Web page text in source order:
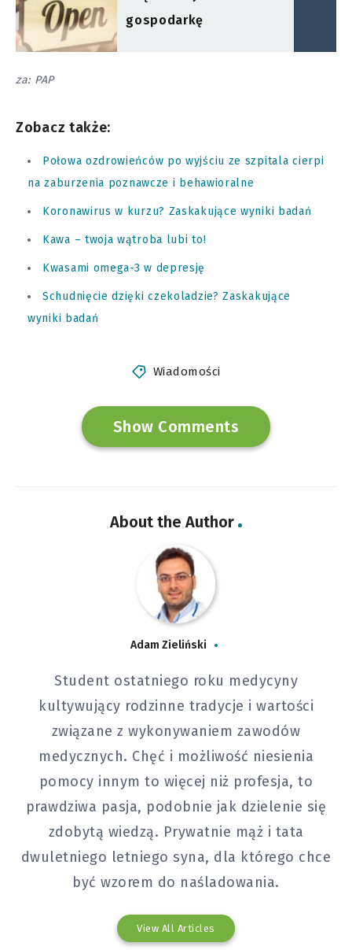
gospodarkę
za: PAP
Zobacz także:
Połowa ozdrowieńców po wyjściu ze szpitala cierpi
na zaburzenia poznawcze i behawioralne
Koronawirus w kurzu? Zaskakujące wyniki badań
Kawa – twoja wątroba lubi to!
Kwasami omega-3 w depresję
Schudnięcie dzięki czekoladzie? Zaskakujące
wyniki badań
Wiadomości
Show Comments
About the Author
Adam Zieliński
Student ostatniego roku medycyny
kultywujący rodzinne tradycje i wartości
związane z wykonywaniem zawodów
medycznych. Chęć i możliwość niesienia
pomocy innym to więcej niż profesja, to
prawdziwa pasja, podobnie jak dzielenie się
zdobytą wiedzą. Prywatnie mąż i tata
dwuletniego letniego syna, dla którego chce
być wzorem do naśladowania.
View All Articles